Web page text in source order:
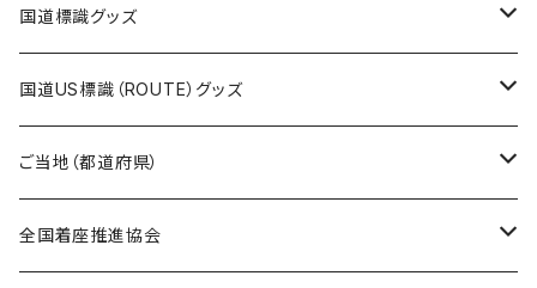
エコバッグ
モーテルキーホルダー
トートバッグ
エコバッグ
千葉ロッテマリーンズコラボ
モーテルキーホルダー
ホテルキーホルダー
トートバッグ
ホテルキーホルダー
ステッカー
ステッカー
ホテルキーホルダー
国道標識グッズ
ステッカー
国道0～99号線
国道100～199号線
Tシャツ
キャップ
国道US標識（ROUTE）グッズ
ステッカー
ROUTE 0～99号線
Tシャツ
ご当地（都道府県）
北海道
全国着座推進協会